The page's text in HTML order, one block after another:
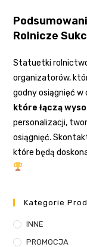
Rolnicze
Statuetki
organizatorów,
godny osiągnięć
które łączą
personalizacji,
osiągnięć.
które będą
Kategorie
INNE
PROMOCJA